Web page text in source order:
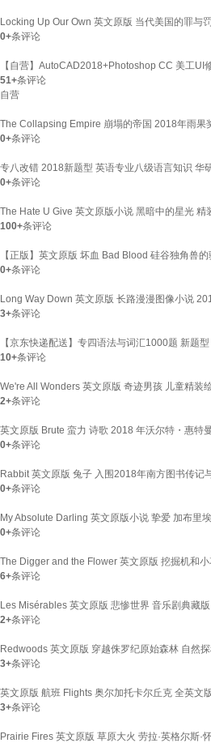
Locking Up Our Own 英文原版 当代美国的罪与
0+条评论
【自营】AutoCAD2018+Photoshop CC 美工
51+条评论
自营
The Collapsing Empire 崩塌的帝国 2018年雨果
0+条评论
专八改错 2018新题型 英语专业八级语言知识 华
0+条评论
The Hate U Give 英文原版小说 黑暗中的星光
100+条评论
【正版】英文原版 坏血 Bad Blood 硅谷独角兽
0+条评论
Long Way Down 英文原版 长路漫漫图像小说
3+条评论
【京东快递配送】专四语法与词汇1000题 新题
10+条评论
We're All Wonders 英文原版 奇迹男孩 儿童精装
2+条评论
英文原版 Brute 蛮力 诗歌 2018 年沃尔特・惠特
0+条评论
Rabbit 英文原版 兔子 入围2018年南方图书传记
0+条评论
My Absolute Darling 英文原版小说 挚爱 加布里
0+条评论
The Digger and the Flower 英文原版 挖掘机和
6+条评论
Les Misérables 英文原版 悲惨世界 音乐剧典藏
2+条评论
Redwoods 英文原版 穿越侏罗纪原始森林 自然
3+条评论
英文原版 航班 Flights 奥尔加托卡尔丘克 全英文
3+条评论
Prairie Fires 英文原版 草原大火 劳拉·英格尔斯